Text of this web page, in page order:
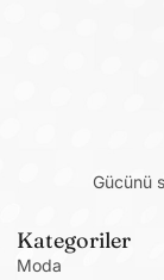
Gücünü
Kategoriler
Moda